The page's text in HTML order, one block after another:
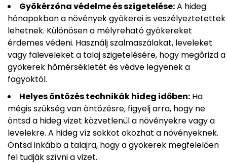
Gyökérzóna védelme és szigetelése:A hideg
hónapokban a növények gyökerei is veszélyeztetettek
lehetnek. Különösen a mélyreható gyökereket
érdemes védeni. Használj szalmaszálakat, leveleket
vagy faleveleket a talaj szigetelésére, hogy megőrizd a
gyökerek hőmérsékletét és védve legyenek a
fagyoktól.
Helyes öntözés technikák hideg időben: Ha
mégis szükség van öntözésre, figyelj arra, hogy ne
öntsd a hideg vizet közvetlenül a növényekre vagy a
levelekre. A hideg víz sokkot okozhat a növényeknek.
Öntsd inkább a talajra, hogy a gyökerek megfelelően
fel tudják szívni a vizet.